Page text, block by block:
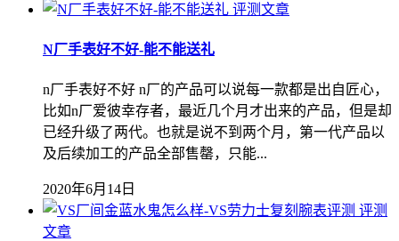
评测文章
N厂手表好不好-能不能送礼
n厂手表好不好 n厂的产品可以说每一款都是出自匠心，
比如n厂爱彼幸存者，最近几个月才出来的产品，但是却
已经升级了两代。也就是说不到两个月，第一代产品以
及后续加工的产品全部售罄，只能...
2020年6月14日
评测
文章